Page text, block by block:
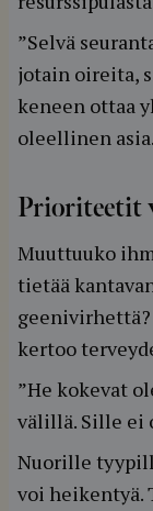
”Selvä
jotain oireita,
keneen ottaa
oleellinen
Prioriteetit
Muuttuuko
tietää
kertoo
”He kokevat
välillä. Sille ei
Nuorille
voi heikentyä.